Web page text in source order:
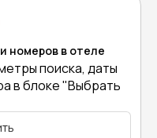
номеров в отеле
поиска, даты
в блоке "Выбрать